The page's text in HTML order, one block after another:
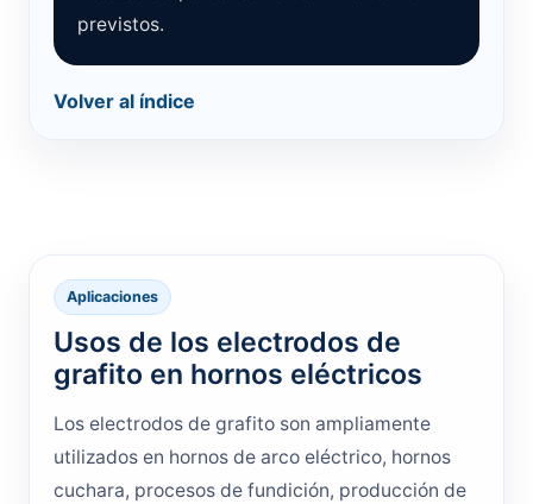
previstos.
Volver al índice
Aplicaciones
Usos de los electrodos de
grafito en hornos eléctricos
Los electrodos de grafito son ampliamente
utilizados en hornos de arco eléctrico, hornos
cuchara, procesos de fundición, producción de